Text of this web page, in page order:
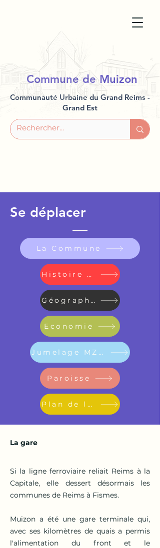
Commune de Muizon
Communauté Urbaine du Grand Reims -
Grand Est
Se déplacer
La Commune
Histoire & Patrimoine
Géographie
Economie
Jumelage MZ / KW
Paroisse
Plan de la commune
La gare
Si la ligne ferroviaire reliait Reims à la
Capitale, elle dessert désormais les
communes de Reims à Fismes.
Muizon a été une gare terminale qui,
avec ses kilomètres de quais a permis
l'alimentation du front et le